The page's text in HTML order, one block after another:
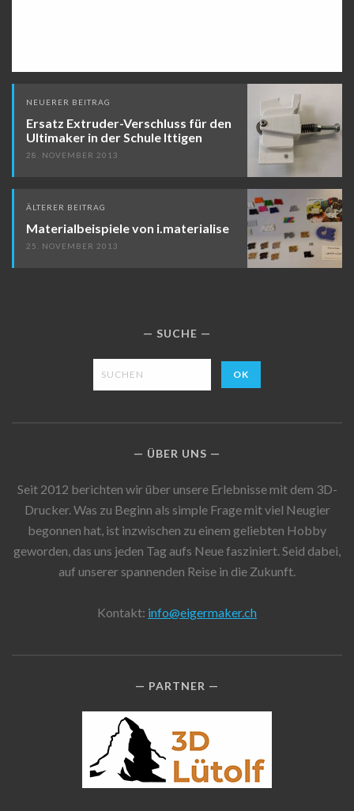
Beitragsnavigation
NEUERER BEITRAG
Ersatz Extruder-Verschluss für den
Ultimaker in der Schule Ittigen
28. NOVEMBER 2013
ÄLTERER BEITRAG
Materialbeispiele von i.materialise
25. NOVEMBER 2013
SUCHE
ÜBER UNS
Seit 2012 berichten wir über unsere Erlebnisse mit dem 3D-
Drucker. Was zu Beginn als simple Frage mit viel Neugier
begonnen hat, ist inzwischen zu einem geliebten Hobby
geworden, das uns jeden Tag aufs Neue fasziniert. Seid dabei,
auf unserer spannenden Reise in die Zukunft.
Kontakt: info@eigermaker.ch
PARTNER